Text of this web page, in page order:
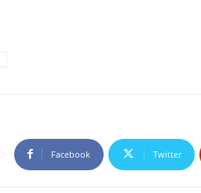
Facebook Twitter